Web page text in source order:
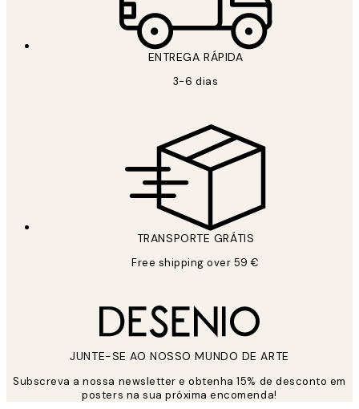
ENTREGA RÁPIDA
3-6 dias
TRANSPORTE GRÁTIS
Free shipping over 59 €
JUNTE-SE AO NOSSO MUNDO DE ARTE
Subscreva a nossa newsletter e obtenha 15% de desconto em
posters na sua próxima encomenda!